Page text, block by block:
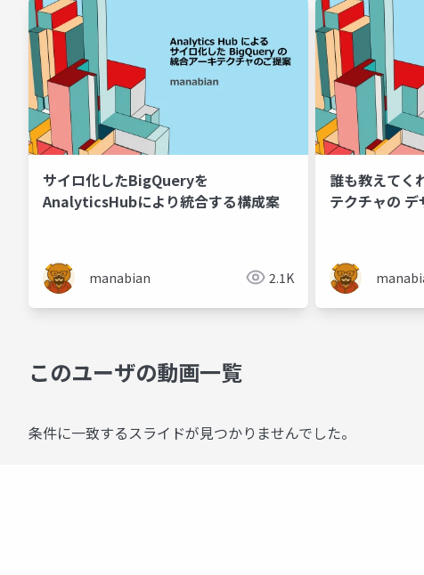
サイロ化したBigQueryを
AnalyticsHubにより統合する構成案
manabian 2.1K
誰も教えてく
テクチャの
このユーザの動画一覧
条件に一致するスライドが見つかりませんでした。